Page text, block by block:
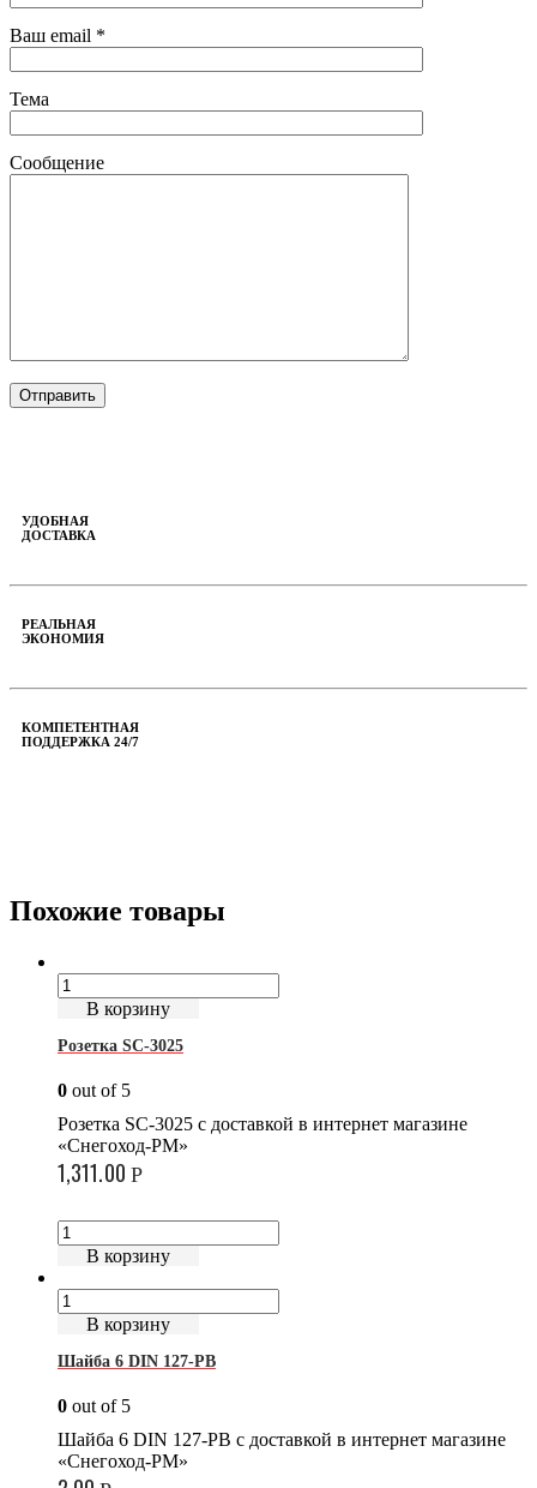
Ваш email *
Тема
Сообщение
УДОБНАЯ
ДОСТАВКА
РЕАЛЬНАЯ
ЭКОНОМИЯ
КОМПЕТЕНТНАЯ
ПОДДЕРЖКА 24/7
Похожие товары
В корзину
Розетка SC-3025
0 out of 5
Розетка SC-3025 с доставкой в интернет магазине
«Снегоход-РМ»
1,311.00 Р
В корзину
В корзину
Шайба 6 DIN 127-РВ
0 out of 5
Шайба 6 DIN 127-РВ с доставкой в интернет магазине
«Снегоход-РМ»